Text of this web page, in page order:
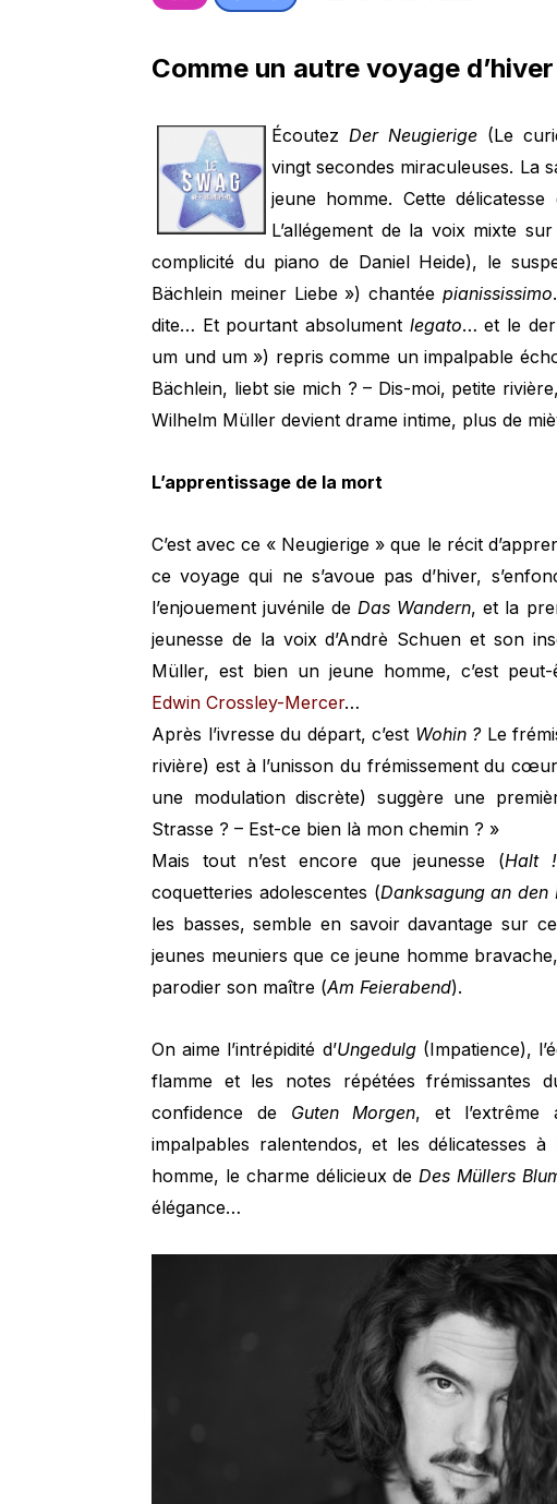
Comme un autre voyage d’hiver
Écoutez Der Neugierige (Le
vingt secondes miraculeuses. La
jeune homme. Cette
L’allégement de la voix mixte
complicité du piano de Daniel Heide), le
Bächlein meiner Liebe ») chantéepianississimo
dite… Et pourtant absolument legato… et le
um und um ») repris comme un impalpable
Bächlein, liebt sie mich ? – Dis-moi, petite
Wilhelm Müller devient drame intime, plus de
L’apprentissage de la mort
C’est avec ce « Neugierige » que le récit
ce voyage qui ne s’avoue pas d’hiver,
l’enjouement juvénile deDas Wandern, et la
jeunesse de la voix d’Andrè Schuen et son
Müller, est bien un jeune homme, c’est peut-
Edwin Crossley-Mercer…
Après l’ivresse du départ, c’est Wohin ? Le
rivière) est à l’unisson du frémissement du
une modulation discrète) suggère une
Strasse ? – Est-ce bien là mon chemin ? »
Mais tout n’est encore que jeunesse (Halt !
coquetteries adolescentes (Danksagung an den
les basses, semble en savoir davantage sur
jeunes meuniers que ce jeune homme
parodier son maître (Am Feierabend).
On aime l’intrépidité d’Ungedulg(Impatience),
flamme et les notes répétées frémissantes
confidence de Guten Morgen, et l’extrême
impalpables ralentendos, et les délicatesses
homme, le charme délicieux deDes Müllers
élégance…